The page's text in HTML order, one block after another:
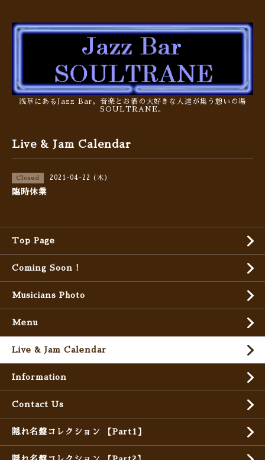
浅草にあるJazz Bar。音楽とお酒の大好きな人達が集う憩いの場
SOULTRANE。
Live & Jam Calendar
Closed 2021-04-22 (木)
臨時休業
Top Page
Coming Soon !
Musicians Photo
Menu
Live & Jam Calendar
Information
Contact Us
隠れ名盤コレクション 【Part1】